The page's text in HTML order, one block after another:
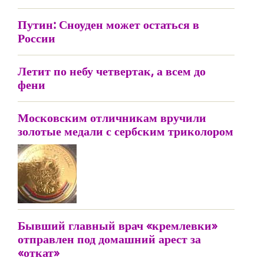
Путин: Сноуден может остаться в
России
Летит по небу четвертак, а всем до
фени
Московским отличникам вручили
золотые медали с сербским триколором
Бывший главный врач «кремлевки»
отправлен под домашний арест за
«откат»